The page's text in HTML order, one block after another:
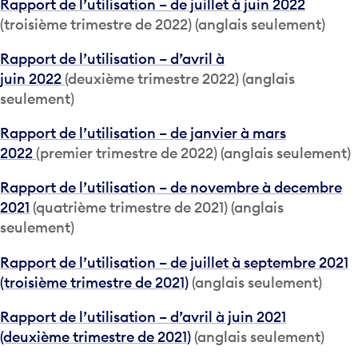
Rapport de l’utilisation – de juillet à juin 2022
(troisième trimestre de 2022) (anglais seulement)
Rapport de l’utilisation – d’avril à
juin 2022(deuxième trimestre 2022) (anglais
seulement)
Rapport de l’utilisation – de janvier à mars
2022(premier trimestre de 2022) (anglais seulement)
Rapport de l’utilisation – de novembre à decembre
2021 (quatrième trimestre de 2021) (anglais
seulement)
Rapport de l’utilisation – de juillet à septembre 2021
(troisième trimestre de 2021)(anglais seulement)
Rapport de l’utilisation – d’avril à juin 2021
(deuxième trimestre de 2021)(anglais seulement)